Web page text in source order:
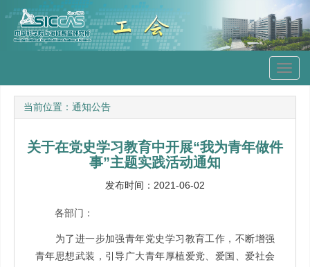
当前位置： 通知公告
关于在党史学习教育中开展“我为青年做件
事”主题实践活动通知
发布时间：2021-06-02
各部门：
为了进一步加强青年党史学习教育工作，不断增强
青年思想武装，引导广大青年厚植爱党、爱国、爱社会